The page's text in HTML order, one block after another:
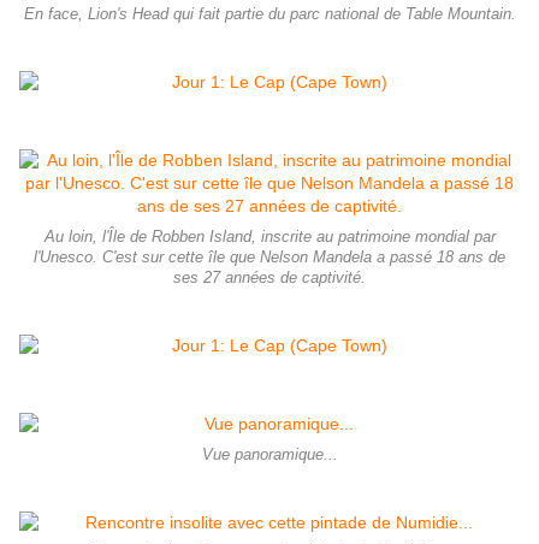
En face, Lion's Head qui fait partie du parc national de Table Mountain.
Au loin, l'Île de Robben Island, inscrite au patrimoine mondial par
l'Unesco. C'est sur cette île que Nelson Mandela a passé 18 ans de
ses 27 années de captivité.
Vue panoramique...